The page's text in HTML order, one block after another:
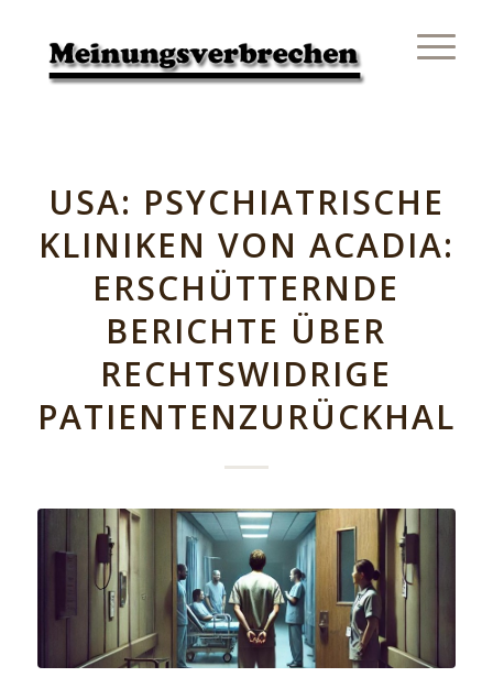
USA: PSYCHIATRISCHE
KLINIKEN VON ACADIA:
ERSCHÜTTERNDE
BERICHTE ÜBER
RECHTSWIDRIGE